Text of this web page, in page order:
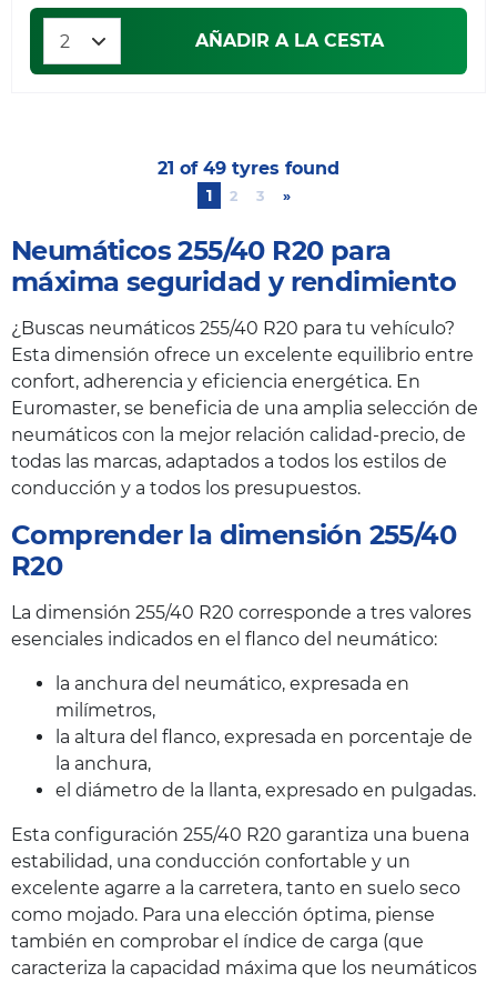
AÑADIR A LA CESTA
1 2 3 »
21 of 49 tyres found
Neumáticos 255/40 R20 para
máxima seguridad y rendimiento
¿Buscas neumáticos 255/40 R20 para tu vehículo?
Esta dimensión ofrece un excelente equilibrio entre
confort, adherencia y eficiencia energética. En
Euromaster, se beneficia de una amplia selección de
neumáticos con la mejor relación calidad-precio, de
todas las marcas, adaptados a todos los estilos de
conducción y a todos los presupuestos.
Comprender la dimensión 255/40
R20
La dimensión 255/40 R20 corresponde a tres valores
esenciales indicados en el flanco del neumático:
la anchura del neumático, expresada en
milímetros,
la altura del flanco, expresada en porcentaje de
la anchura,
el diámetro de la llanta, expresado en pulgadas.
Esta configuración 255/40 R20 garantiza una buena
estabilidad, una conducción confortable y un
excelente agarre a la carretera, tanto en suelo seco
como mojado. Para una elección óptima, piense
también en comprobar el índice de carga (que
caracteriza la capacidad máxima que los neumáticos